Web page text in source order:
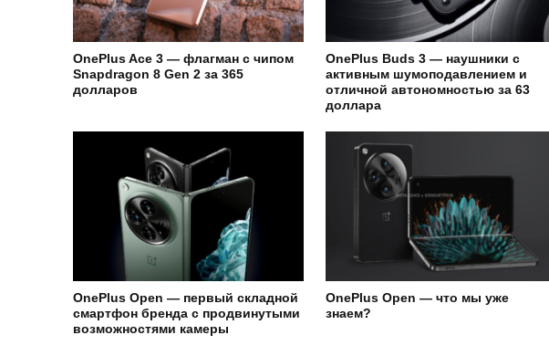
OnePlus Ace 3 — флагман с чипом
Snapdragon 8 Gen 2 за 365
долларов
OnePlus Buds 3 — наушники с
активным шумоподавлением и
отличной автономностью за 63
доллара
OnePlus Open — первый складной
смартфон бренда с продвинутыми
возможностями камеры
OnePlus Open — что мы уже
знаем?